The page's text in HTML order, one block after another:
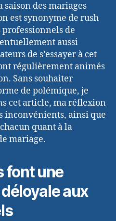
saison des mariages
est synonyme de rush
de
aussi
de s’essayer à cet
régulièrement animés
Sans souhaiter
de polémique, je
cet article, ma réflexion
inconvénients, ainsi que
quant à la
mariage.
font une
aux